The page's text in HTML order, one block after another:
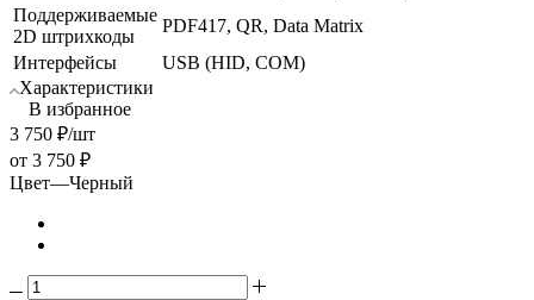
Поддерживаемые
2D штрихкоды
PDF417, QR, Data Matrix
Интерфейсы
USB (HID, COM)
Характеристики
В избранное
3 750 ₽/шт
от 3 750 ₽
Цвет—Черный